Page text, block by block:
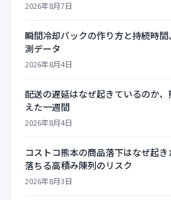
2026年8月7日
瞬間冷却パックの作り方と持続時
測データ
2026年8月4日
配送の遅延はなぜ起きているのか
えた一週間
2026年8月4日
コストコ熊本の商品落下はなぜ起
落ちる高積み陳列のリスク
2026年8月3日